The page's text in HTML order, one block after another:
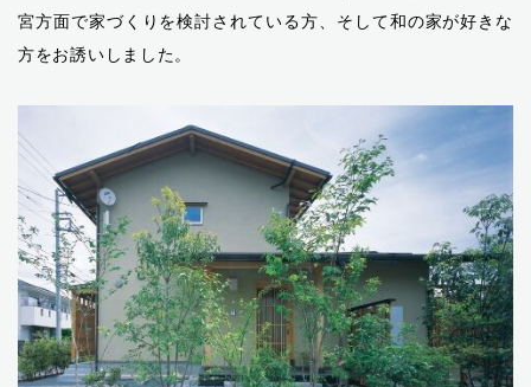
宮方面で家づくりを検討されている方、そして和の家が好きな
方をお誘いしました。